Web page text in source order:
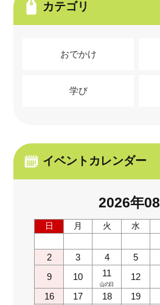
カテゴリ
おでかけ
学び
イベントカレンダー
2026年08
日 月 火 水
2
3 4 5
9
10 11
山の日
12
16
17 18 19